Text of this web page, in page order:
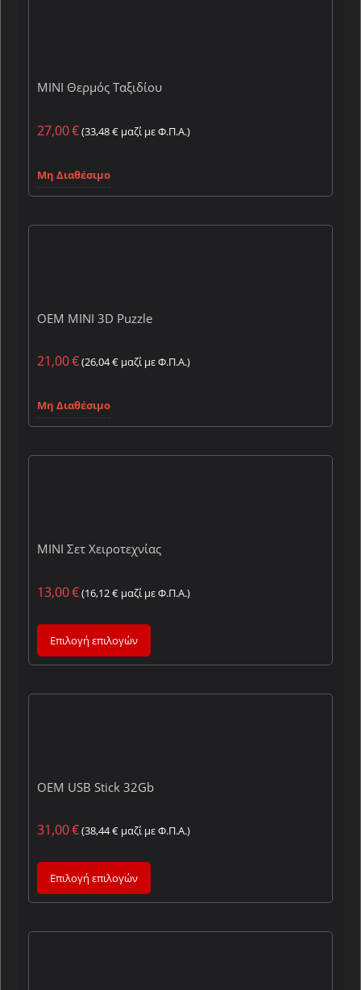
MINI Θερμός Ταξιδίου
27,00€(33,48€ μαζί με Φ.Π.Α.)
Μη Διαθέσιμο
OEM MINI 3D Puzzle
21,00€(26,04€ μαζί με Φ.Π.Α.)
Μη Διαθέσιμο
MINI Σετ Χειροτεχνίας
13,00€(16,12€ μαζί με Φ.Π.Α.)
Επιλογή επιλογών
OEM USB Stick 32Gb
31,00€(38,44€ μαζί με Φ.Π.Α.)
Επιλογή επιλογών